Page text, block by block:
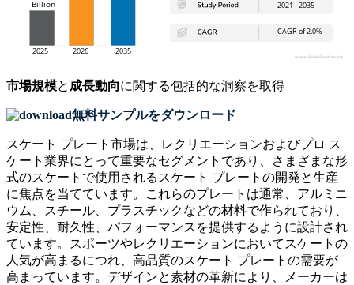
市場規模と 成長動向に関する包括的な洞察を取得
無料サンプルをダウンロード
スケート プレート市場は、レクリエーションおよびプロ ス
ケート業界にとって重要なセグメントであり、さまざまな形
式のスケートで使用されるスケート プレートの開発と生産
に焦点を当てています。これらのプレートは通常、アルミニ
ウム、スチール、プラスチックなどの材料で作られており、
安定性、耐久性、パフォーマンスを提供するように設計され
ています。スポーツやレクリエーションにおいてスケートの
人気が高まるにつれ、高品質のスケート プレートの需要が
高まっています。デザインと素材の革新により、メーカーは